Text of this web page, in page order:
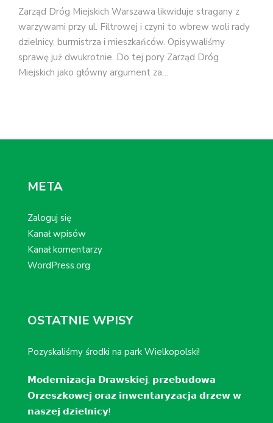
Zarząd Dróg Miejskich Warszawa likwiduje stragany z
warzywami przy ul. Filtrowej i czyni to wbrew woli rady
dzielnicy, burmistrza i mieszkańców. Opisywaliśmy
sprawę już dwukrotnie. Do tej pory Zarząd Dróg
Miejskich jako główny argument za…
META
Zaloguj się
Kanał wpisów
Kanał komentarzy
WordPress.org
OSTATNIE WPISY
Pozyskaliśmy środki na park Wielkopolski!
𝗠𝗼𝗱𝗲𝗿𝗻𝗶𝘇𝗮𝗰𝗷𝗮 𝗗𝗿𝗮𝘄𝘀𝗸𝗶𝗲𝗷, 𝗽𝗿𝘇𝗲𝗯𝘂𝗱𝗼𝘄𝗮
𝗢𝗿𝘇𝗲𝘀𝘇𝗸𝗼𝘄𝗲𝗷 𝗼𝗿𝗮𝘇 𝗶𝗻𝘄𝗲𝗻𝘁𝗮𝗿𝘆𝘇𝗮𝗰𝗷𝗮 𝗱𝗿𝘇𝗲𝘄 𝘄
𝗻𝗮𝘀𝘇𝗲𝗷 𝗱𝘇𝗶𝗲𝗹𝗻𝗶𝗰𝘆!